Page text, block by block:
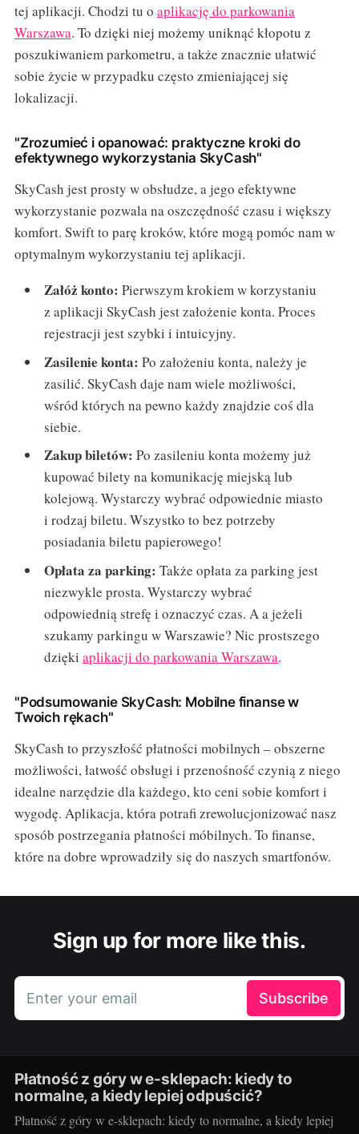
tej aplikacji. Chodzi tu o aplikację do parkowania
Warszawa. To dzięki niej możemy uniknąć kłopotu z
poszukiwaniem parkometru, a także znacznie ułatwić
sobie życie w przypadku często zmieniającej się
lokalizacji.
"Zrozumieć i opanować: praktyczne kroki do
efektywnego wykorzystania SkyCash"
SkyCash jest prosty w obsłudze, a jego efektywne
wykorzystanie pozwala na oszczędność czasu i większy
komfort. Swift to parę kroków, które mogą pomóc nam w
optymalnym wykorzystaniu tej aplikacji.
Załóż konto: Pierwszym krokiem w korzystaniu
z aplikacji SkyCash jest założenie konta. Proces
rejestracji jest szybki i intuicyjny.
Zasilenie konta: Po założeniu konta, należy je
zasilić. SkyCash daje nam wiele możliwości,
wśród których na pewno każdy znajdzie coś dla
siebie.
Zakup biletów: Po zasileniu konta możemy już
kupować bilety na komunikację miejską lub
kolejową. Wystarczy wybrać odpowiednie miasto
i rodzaj biletu. Wszystko to bez potrzeby
posiadania biletu papierowego!
Opłata za parking: Także opłata za parking jest
niezwykle prosta. Wystarczy wybrać
odpowiednią strefę i oznaczyć czas. A a jeżeli
szukamy parkingu w Warszawie? Nic prostszego
dziękiaplikacji do parkowania Warszawa.
"Podsumowanie SkyCash: Mobilne finanse w
Twoich rękach"
SkyCash to przyszłość płatności mobilnych – obszerne
możliwości, łatwość obsługi i przenośność czynią z niego
idealne narzędzie dla każdego, kto ceni sobie komfort i
wygodę. Aplikacja, która potrafi zrewolucjonizować nasz
sposób postrzegania płatności móbilnych. To finanse,
które na dobre wprowadziły się do naszych smartfonów.
Sign up for more like this.
Enter your email Subscribe
Płatność z góry w e-sklepach: kiedy to
normalne, a kiedy lepiej odpuścić?
Płatność z góry w e-sklepach: kiedy to normalne, a kiedy lepiej